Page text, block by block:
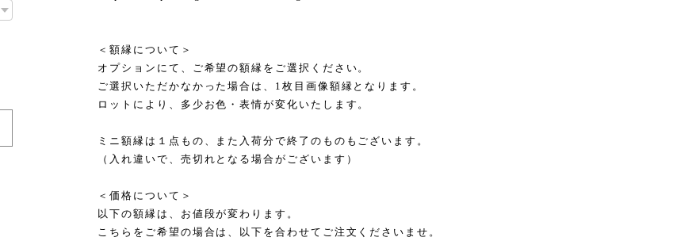
＜額縁について＞
オプションにて、ご希望の額縁をご選択ください。
ご選択いただかなかった場合は、1枚目画像額縁となります。
ロットにより、多少お色・表情が変化いたします。
ミニ額縁は１点もの、また入荷分で終了のものもございます。
（入れ違いで、売切れとなる場合がございます）
＜価格について＞
以下の額縁は、お値段が変わります。
こちらをご希望の場合は、以下を合わせてご注文くださいませ。